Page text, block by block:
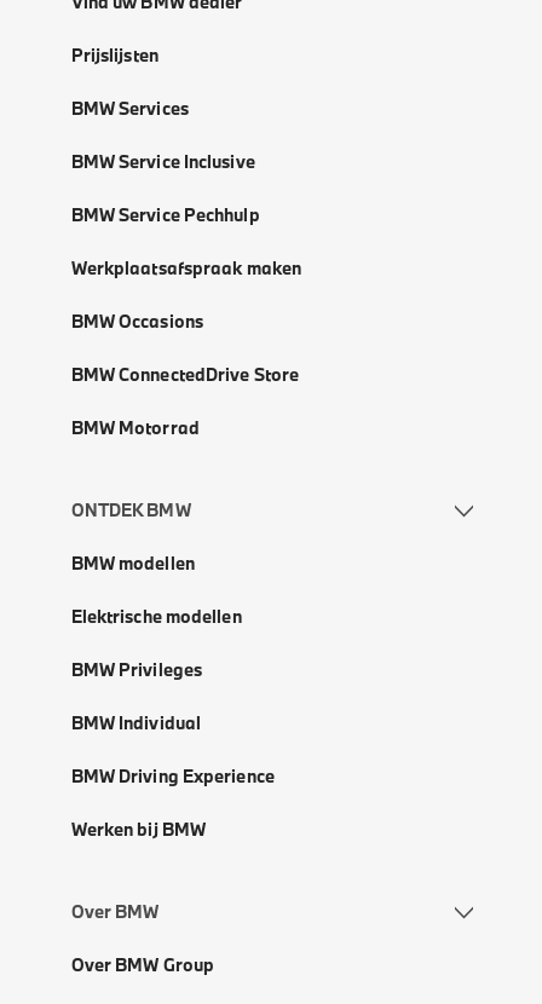
Prijslijsten
BMW Services
BMW Service Inclusive
BMW Service Pechhulp
Werkplaatsafspraak maken
BMW Occasions
BMW ConnectedDrive Store
BMW Motorrad
ONTDEK BMW
BMW modellen
Elektrische modellen
BMW Privileges
BMW Individual
BMW Driving Experience
Werken bij BMW
Over BMW
Over BMW Group